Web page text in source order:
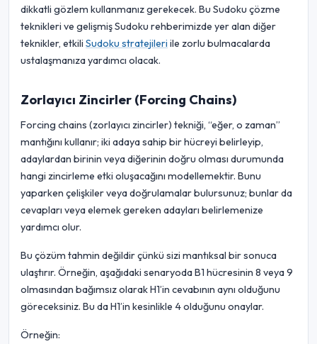
dikkatli gözlem kullanmanız gerekecek. Bu Sudoku çözme
teknikleri ve gelişmiş Sudoku rehberimizde yer alan diğer
teknikler, etkili Sudoku stratejileri ile zorlu bulmacalarda
ustalaşmanıza yardımcı olacak.
Zorlayıcı Zincirler (Forcing Chains)
Forcing chains (zorlayıcı zincirler) tekniği, “eğer, o zaman”
mantığını kullanır; iki adaya sahip bir hücreyi belirleyip,
adaylardan birinin veya diğerinin doğru olması durumunda
hangi zincirleme etki oluşacağını modellemektir. Bunu
yaparken çelişkiler veya doğrulamalar bulursunuz; bunlar da
cevapları veya elemek gereken adayları belirlemenize
yardımcı olur.
Bu çözüm tahmin değildir çünkü sizi mantıksal bir sonuca
ulaştırır. Örneğin, aşağıdaki senaryoda B1 hücresinin 8 veya 9
olmasından bağımsız olarak H1’in cevabının aynı olduğunu
göreceksiniz. Bu da H1’in kesinlikle 4 olduğunu onaylar.
Örneğin: